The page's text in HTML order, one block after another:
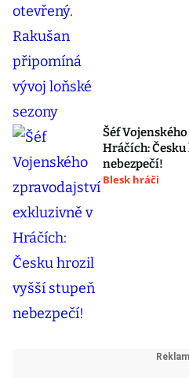
Šéf
Hráčích:
nebezpečí!
Blesk hráči